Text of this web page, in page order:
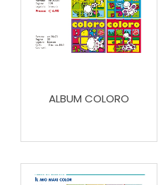
ALBUM COLORO